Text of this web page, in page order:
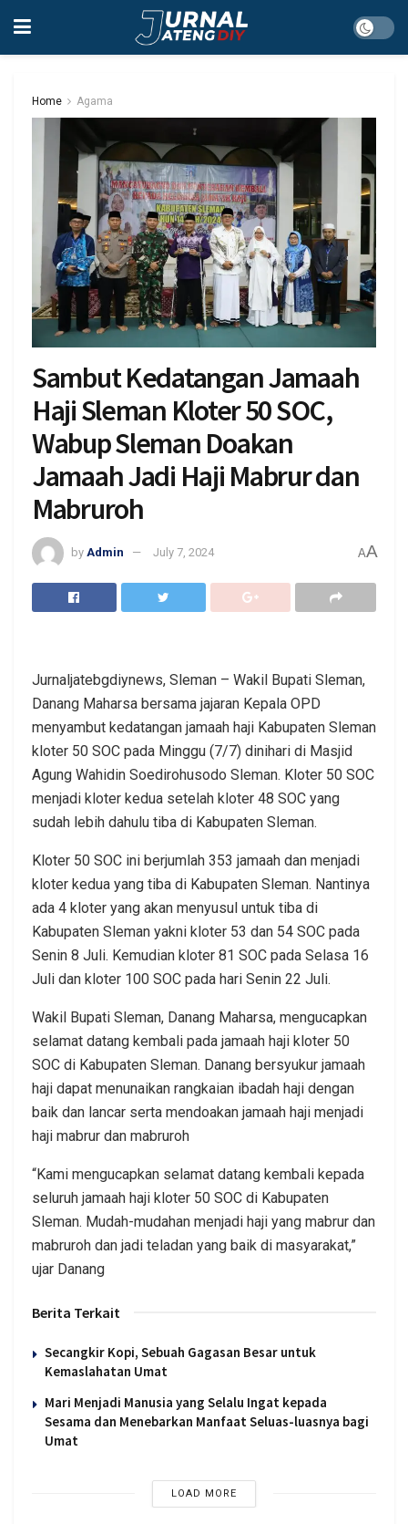
Home Agama
Sambut Kedatangan Jamaah
Haji Sleman Kloter 50 SOC,
Wabup Sleman Doakan
Jamaah Jadi Haji Mabrur dan
Mabruroh
by Admin July 7, 2024 AA
Jurnaljatebgdiynews, Sleman – Wakil Bupati Sleman,
Danang Maharsa bersama jajaran Kepala OPD
menyambut kedatangan jamaah haji Kabupaten Sleman
kloter 50 SOC pada Minggu (7/7) dinihari di Masjid
Agung Wahidin Soedirohusodo Sleman. Kloter 50 SOC
menjadi kloter kedua setelah kloter 48 SOC yang
sudah lebih dahulu tiba di Kabupaten Sleman.
Kloter 50 SOC ini berjumlah 353 jamaah dan menjadi
kloter kedua yang tiba di Kabupaten Sleman. Nantinya
ada 4 kloter yang akan menyusul untuk tiba di
Kabupaten Sleman yakni kloter 53 dan 54 SOC pada
Senin 8 Juli. Kemudian kloter 81 SOC pada Selasa 16
Juli dan kloter 100 SOC pada hari Senin 22 Juli.
Wakil Bupati Sleman, Danang Maharsa, mengucapkan
selamat datang kembali pada jamaah haji kloter 50
SOC di Kabupaten Sleman. Danang bersyukur jamaah
haji dapat menunaikan rangkaian ibadah haji dengan
baik dan lancar serta mendoakan jamaah haji menjadi
haji mabrur dan mabruroh
“Kami mengucapkan selamat datang kembali kepada
seluruh jamaah haji kloter 50 SOC di Kabupaten
Sleman. Mudah-mudahan menjadi haji yang mabrur dan
mabruroh dan jadi teladan yang baik di masyarakat,”
ujar Danang
Berita Terkait
Secangkir Kopi, Sebuah Gagasan Besar untuk
Kemaslahatan Umat
Mari Menjadi Manusia yang Selalu Ingat kepada
Sesama dan Menebarkan Manfaat Seluas-luasnya bagi
Umat
LOAD MORE